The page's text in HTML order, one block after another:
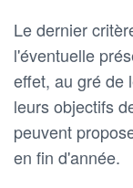
Le dernier
l'éventuelle
effet, au gré de
leurs objectifs
peuvent
en fin d'année.